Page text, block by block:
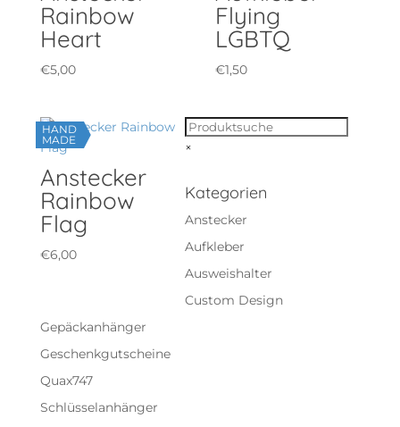
Rainbow
Heart
€5,00
Flying
LGBTQ
€1,50
HAND
MADE
Anstecker
Rainbow
Flag
€6,00
×
Kategorien
Anstecker
Aufkleber
Ausweishalter
Custom Design
Gepäckanhänger
Geschenkgutscheine
Quax747
Schlüsselanhänger